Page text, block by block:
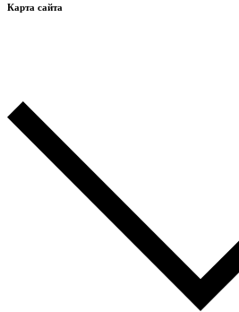
Карта сайта